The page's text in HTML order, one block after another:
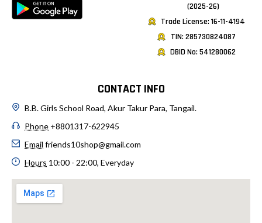
(2025-26)
Trade License: 16-11-4194
TIN: 285730824087
DBID No: 541280062
CONTACT INFO
B.B. Girls School Road, Akur Takur Para, Tangail.
Phone +8801317-622945
Email friends10shop@gmail.com
Hours 10:00 - 22:00, Everyday